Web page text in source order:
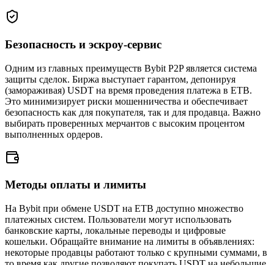
Безопасность и эскроу-сервис
Одним из главных преимуществ Bybit P2P является система
защиты сделок. Биржа выступает гарантом, депонируя
(замораживая) USDT на время проведения платежа в ETB.
Это минимизирует риски мошенничества и обеспечивает
безопасность как для покупателя, так и для продавца. Важно
выбирать проверенных мерчантов с высоким процентом
выполненных ордеров.
Методы оплаты и лимиты
На Bybit при обмене USDT на ETB доступно множество
платежных систем. Пользователи могут использовать
банковские карты, локальные переводы и цифровые
кошельки. Обращайте внимание на лимиты в объявлениях:
некоторые продавцы работают только с крупными суммами, в